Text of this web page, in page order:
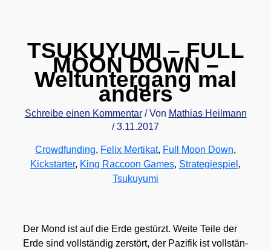
TSUKUYUMI – FULL
MOON DOWN –
Weltuntergang mal
anders
Schreibe einen Kommentar / Von Mathias Heilmann
/3.11.2017
Crowdfunding, Felix Mertikat, Full Moon Down,
Kickstarter, King Raccoon Games, Strategiespiel ,
Tsukuyumi
Der Mond ist auf die Erde gestürzt. Wei­te Tei­le der
Erde sind voll­stän­dig zer­stört, der Pazi­fik ist voll­stän­